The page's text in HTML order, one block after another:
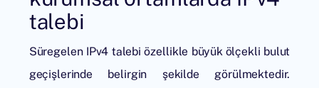
talebi
Süregelen IPv4 talebi özellikle büyük ölçekli bulut
geçişlerinde belirgin şekilde görülmektedir.